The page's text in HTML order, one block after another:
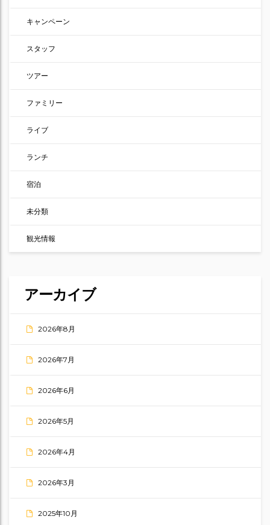
キャンペーン
スタッフ
ツアー
ファミリー
ライブ
ランチ
宿泊
未分類
観光情報
アーカイブ
2026年8月
2026年7月
2026年6月
2026年5月
2026年4月
2026年3月
2025年10月